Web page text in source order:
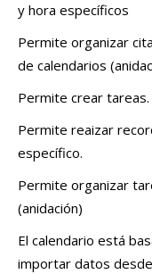
y hora específicos
Permite organizar
de calendarios
Permite crear tareas.
Permite reaizar
específico.
Permite organizar
(anidación)
El calendario está
importar datos